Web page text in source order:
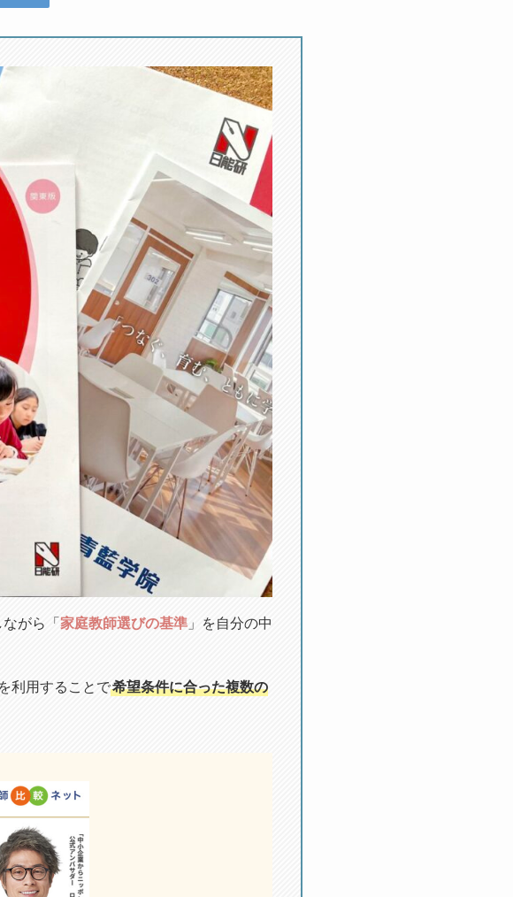
がら「 家庭教師選びの基準 」を自分の中
を利用することで希望条件に合った複数の